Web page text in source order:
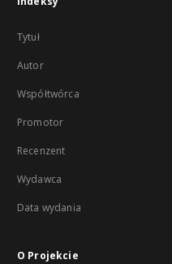
Tytuł
Autor
Współtwórca
Promotor
Recenzent
Wydawca
Data wydania
O Projekcie